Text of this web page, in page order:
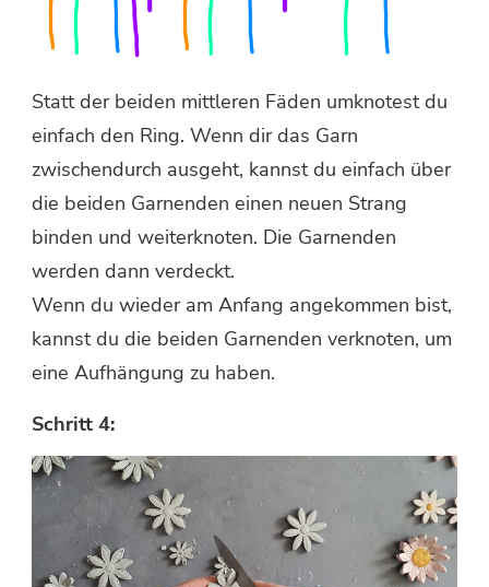
Statt der beiden mittleren Fäden umknotest du
einfach den Ring. Wenn dir das Garn
zwischendurch ausgeht, kannst du einfach über
die beiden Garnenden einen neuen Strang
binden und weiterknoten. Die Garnenden
werden dann verdeckt.
Wenn du wieder am Anfang angekommen bist,
kannst du die beiden Garnenden verknoten, um
eine Aufhängung zu haben.
Schritt 4: